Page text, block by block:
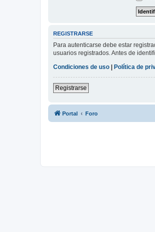
REGISTRARSE
Para autenticarse debe estar
usuarios registrados. Antes de
Condiciones de uso
Política de
Registrarse
Portal Foro